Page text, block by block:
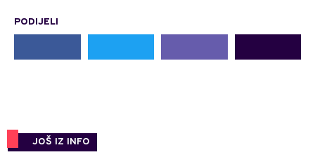
PODIJELI
JOŠ IZ INFO